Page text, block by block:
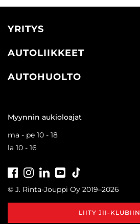
YRITYS
AUTOLIIKKEET
AUTOHUOLTO
Myynnin aukioloajat
ma - pe 10 - 18
la 10 - 16
FacebookInstagramLinkedInYoutube
© J. Rinta-Jouppi Oy 2019–2026
LIITY JII-KLUBIIN